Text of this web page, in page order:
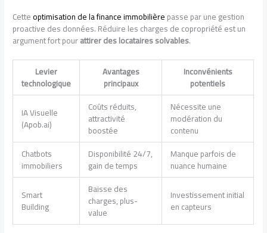
Cetteoptimisation de la finance immobilièrepasse par une gestion
proactive des données. Réduire les charges de copropriété est un
argument fort pourattirer des locataires solvables.
Levier
technologique
Avantages
principaux
Inconvénients
potentiels
IA Visuelle
(Apob.ai)
Coûts réduits,
attractivité
boostée
Nécessite une
modération du
contenu
Chatbots
immobiliers
Disponibilité 24/7,
gain de temps
Manque parfois de
nuance humaine
Smart
Building
Baisse des
charges, plus-
value
Investissement initial
en capteurs